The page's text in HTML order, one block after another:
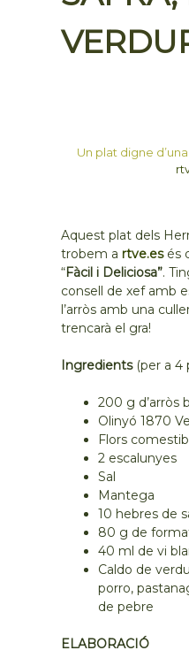
Un plat digne
Aquest plat dels
trobem a rtve.esés
“Fàcil i Deliciosa”.
consell de xef amb
l’arròs amb una
trencarà el gra!
Ingredients (per a 4
200 g d’arròs
Olinyó 1870
Flors
2 escalunyes
Sal
Mantega
10 hebres de
80 g de
40 ml de vi
Caldo de
porro,
de pebre
ELABORACIÓ